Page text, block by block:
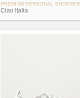
PREMIUM PERSONAL SHOPPER
Ciao Italia